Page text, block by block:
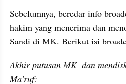
Sebelumnya, beredar info
hakim yang menerima dan
Sandi di MK. Berikut isi
Akhir putusan MK
Ma'ruf: